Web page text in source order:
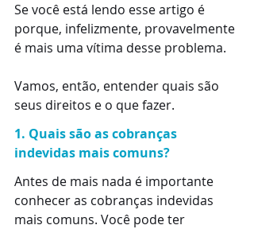
Se você está lendo esse artigo é
porque, infelizmente, provavelmente
é mais uma vítima desse problema.
Vamos, então, entender quais são
seus direitos e o que fazer.
1. Quais são as cobranças
indevidas mais comuns?
Antes de mais nada é importante
conhecer as cobranças indevidas
mais comuns. Você pode ter